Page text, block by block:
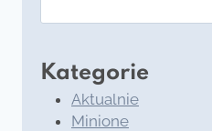
Kategorie
Aktualnie
Minione